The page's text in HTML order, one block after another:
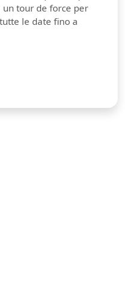
un tour de force per
le date fino a